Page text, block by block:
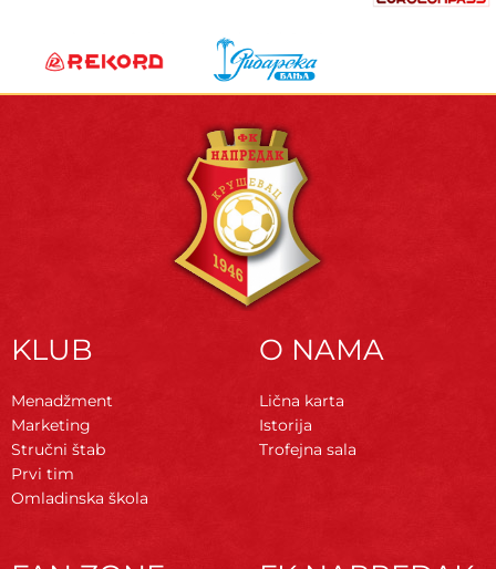
KLUB
Menadžment
Marketing
Stručni štab
Prvi tim
Omladinska škola
O NAMA
Lična karta
Istorija
Trofejna sala